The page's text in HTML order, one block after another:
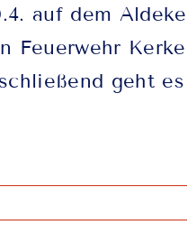
auf dem
Feuerwehr
geht